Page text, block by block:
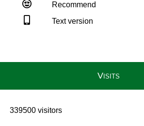
Recommend
Text version
Visits
339500 visitors